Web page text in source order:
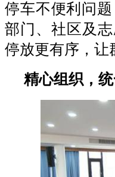
停车不便利问
部门、社区及
停放更有序，让
精心组织，